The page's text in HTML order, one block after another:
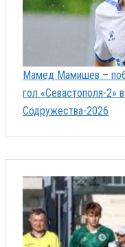
Мамед Мамишев –
гол «Севастополя-2»
Содружества-2026